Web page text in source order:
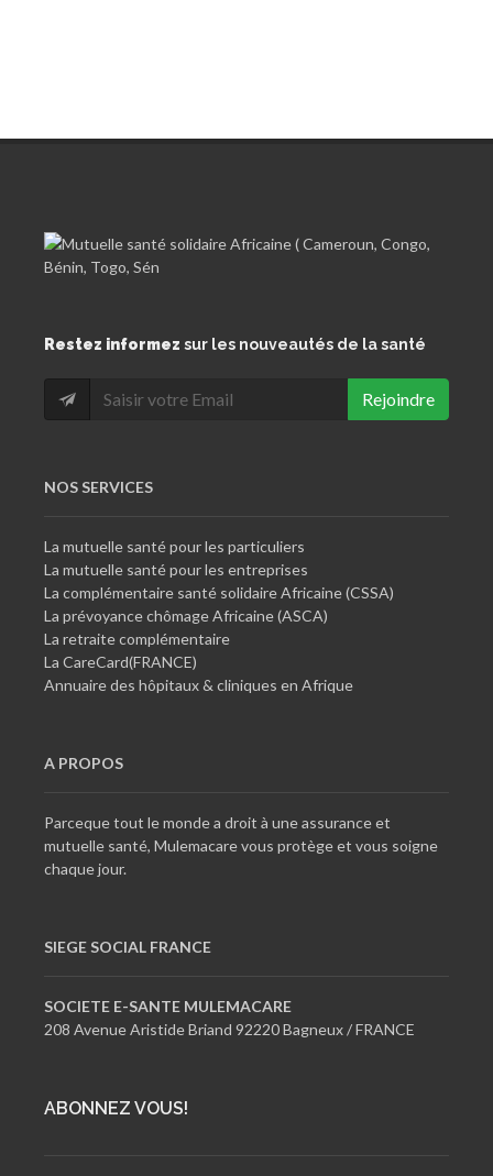
Restez informez sur les nouveautés de la santé
Rejoindre
NOS SERVICES
La mutuelle santé pour les particuliers
La mutuelle santé pour les entreprises
La complémentaire santé solidaire Africaine (CSSA)
La prévoyance chômage Africaine (ASCA)
La retraite complémentaire
La CareCard(FRANCE)
Annuaire des hôpitaux & cliniques en Afrique
A PROPOS
Parceque tout le monde a droit à une assurance et
mutuelle santé, Mulemacare vous protège et vous soigne
chaque jour.
SIEGE SOCIAL FRANCE
SOCIETE E-SANTE MULEMACARE
208 Avenue Aristide Briand 92220 Bagneux / FRANCE
ABONNEZ VOUS!